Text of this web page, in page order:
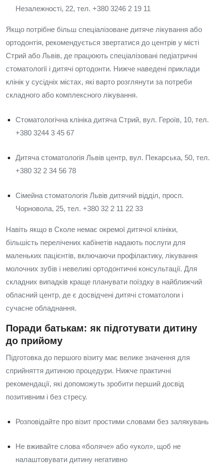
Незалежності, 22, тел. +380 3246 2 19 11
Якщо потрібне більш спеціалізоване дитяче лікування або
ортодонтія, рекомендується звертатися до центрів у місті
Стрий або Львів, де працюють спеціалізовані педіатричні
стоматології і дитячі ортодонти. Нижче наведені приклади
клінік у сусідніх містах, які варто розглянути за потреби
складного або комплексного лікування.
Стоматологічна клініка дитяча Стрий, вул. Героїв, 10, тел.
+380 3244 3 45 67
Дитяча стоматологія Львів центр, вул. Пекарська, 50, тел.
+380 32 2 34 56 78
Сімейна стоматологія Львів дитячий відділ, просп.
Чорновола, 25, тел. +380 32 2 11 22 33
Навіть якщо в Сколе немає окремої дитячої клініки,
більшість перелічених кабінетів надають послуги для
маленьких пацієнтів, включаючи профілактику, лікування
молочних зубів і невеликі ортодонтичні консультації. Для
складних випадків краще планувати поїздку в найближчий
обласний центр, де є досвідчені дитячі стоматологи і
сучасне обладнання.
Поради батькам: як підготувати дитину
до прийому
Підготовка до першого візиту має велике значення для
сприйняття дитиною процедури. Нижче практичні
рекомендації, які допоможуть зробити перший досвід
позитивним і без стресу.
Розповідайте про візит простими словами без залякувань
Не вживайте слова «боляче» або «укол», щоб не
налаштовувати дитину негативно